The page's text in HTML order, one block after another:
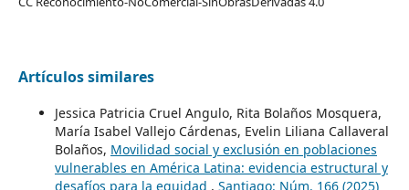
Artículos similares
Jessica Patricia Cruel Angulo, Rita Bolaños Mosquera,
María Isabel Vallejo Cárdenas, Evelin Liliana Callaveral
Bolaños, Movilidad social y exclusión en poblaciones
vulnerables en América Latina: evidencia estructural y
desafíos para la equidad , Santiago: Núm. 166 (2025)